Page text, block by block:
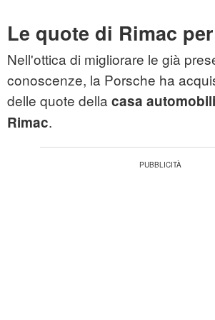
Le quote di Rimac
Nell'ottica di migliorare le già
conoscenze, la Porsche ha
delle quote della casa
Rimac.